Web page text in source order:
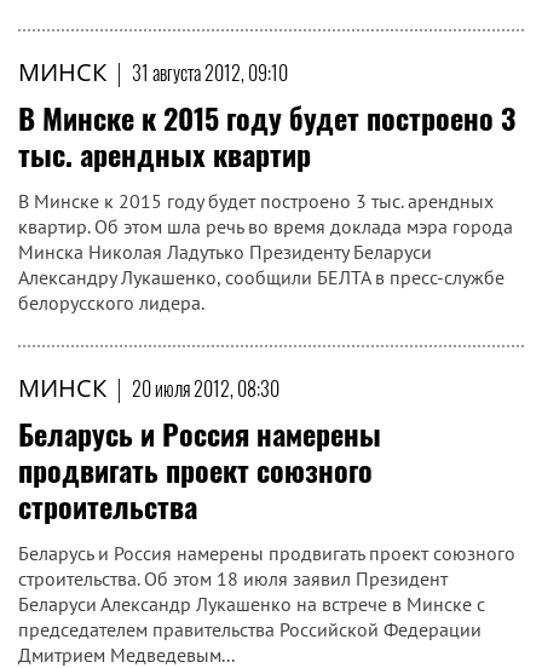
МИНСК | 31 августа 2012, 09:10
В Минске к 2015 году будет построено 3
тыс. арендных квартир
В Минске к 2015 году будет построено 3 тыс. арендных
квартир. Об этом шла речь во время доклада мэра города
Минска Николая Ладутько Президенту Беларуси
Александру Лукашенко, сообщили БЕЛТА в пресс-службе
белорусского лидера.
МИНСК | 20 июля 2012, 08:30
Беларусь и Россия намерены
продвигать проект союзного
строительства
Беларусь и Россия намерены продвигать проект союзного
строительства. Об этом 18 июля заявил Президент
Беларуси Александр Лукашенко на встрече в Минске с
председателем правительства Российской Федерации
Дмитрием Медведевым...